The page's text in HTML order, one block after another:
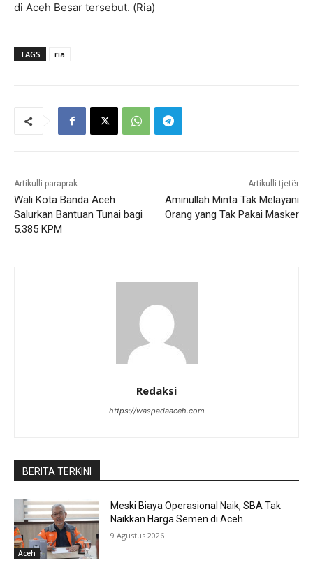
di Aceh Besar tersebut. (Ria)
TAGS ria
Artikulli paraprak
Wali Kota Banda Aceh
Salurkan Bantuan Tunai bagi
5.385 KPM
Artikulli tjetër
Aminullah Minta Tak Melayani
Orang yang Tak Pakai Masker
Redaksi
https://waspadaaceh.com
BERITA TERKINI
Aceh
Meski Biaya Operasional Naik, SBA Tak
Naikkan Harga Semen di Aceh
9 Agustus 2026